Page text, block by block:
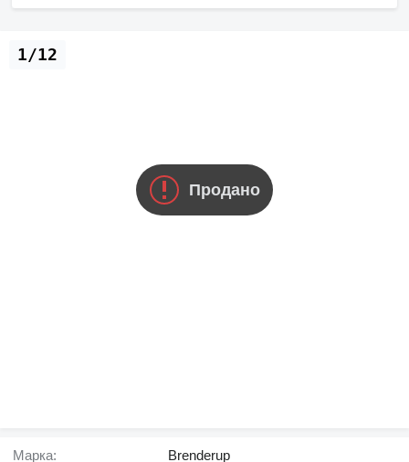
Продано
1/12
Марка: Brenderup